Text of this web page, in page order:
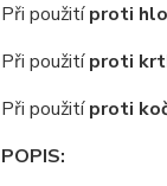
Při použitíproti
Při použitíproti
Při použitíproti
POPIS: